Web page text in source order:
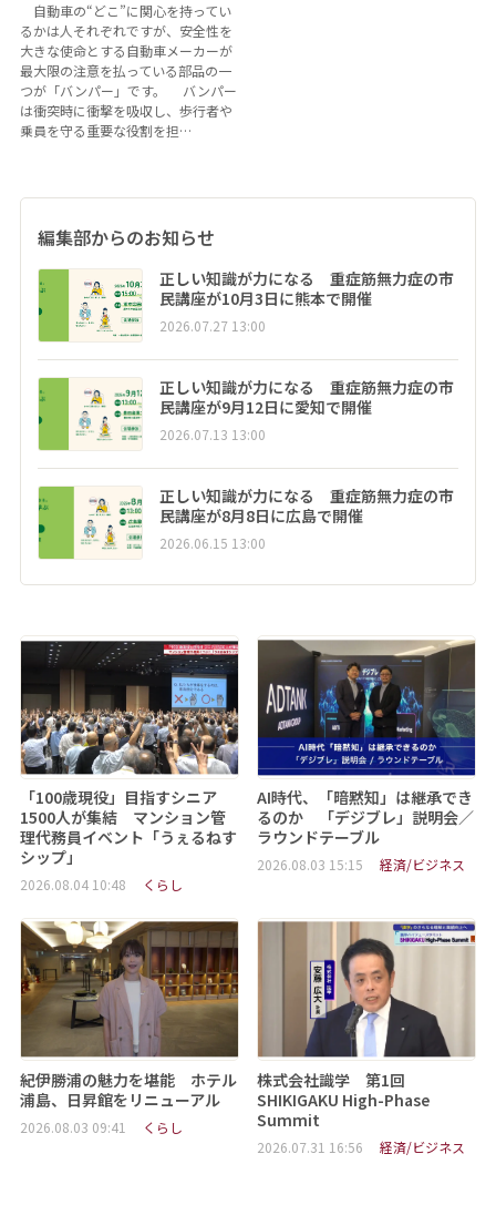
自動車の“どこ”に関心を持ってい
るかは人それぞれですが、安全性を
大きな使命とする自動車メーカーが
最大限の注意を払っている部品の一
つが「バンパー」です。 バンパー
は衝突時に衝撃を吸収し、歩行者や
乗員を守る重要な役割を担…
編集部からのお知らせ
正しい知識が力になる 重症筋無力症の市
民講座が10月3日に熊本で開催
2026.07.27 13:00
正しい知識が力になる 重症筋無力症の市
民講座が9月12日に愛知で開催
2026.07.13 13:00
正しい知識が力になる 重症筋無力症の市
民講座が8月8日に広島で開催
2026.06.15 13:00
「100歳現役」目指すシニア
1500人が集結 マンション管
理代務員イベント「うぇるねす
シップ」
2026.08.04 10:48 くらし
AI時代、「暗黙知」は継承でき
るのか 「デジブレ」説明会／
ラウンドテーブル
2026.08.03 15:15 経済/ビジネス
紀伊勝浦の魅力を堪能 ホテル
浦島、日昇館をリニューアル
2026.08.03 09:41 くらし
株式会社識学 第1回
SHIKIGAKU High-Phase
Summit
2026.07.31 16:56 経済/ビジネス